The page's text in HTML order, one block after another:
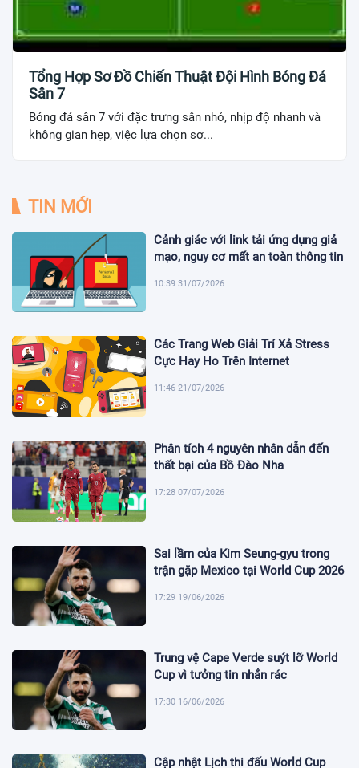
Tổng Hợp Sơ Đồ Chiến Thuật Đội Hình Bóng Đá
Sân 7
Bóng đá sân 7 với đặc trưng sân nhỏ, nhịp độ nhanh và
không gian hẹp, việc lựa chọn sơ...
TIN MỚI
Cảnh giác với link tải ứng dụng giả
mạo, nguy cơ mất an toàn thông tin
10:39 31/07/2026
Các Trang Web Giải Trí Xả Stress
Cực Hay Ho Trên Internet
11:46 21/07/2026
Phân tích 4 nguyên nhân dẫn đến
thất bại của Bồ Đào Nha
17:28 07/07/2026
Sai lầm của Kim Seung-gyu trong
trận gặp Mexico tại World Cup 2026
17:29 19/06/2026
Trung vệ Cape Verde suýt lỡ World
Cup vì tưởng tin nhắn rác
17:30 16/06/2026
Cập nhật Lịch thi đấu World Cup